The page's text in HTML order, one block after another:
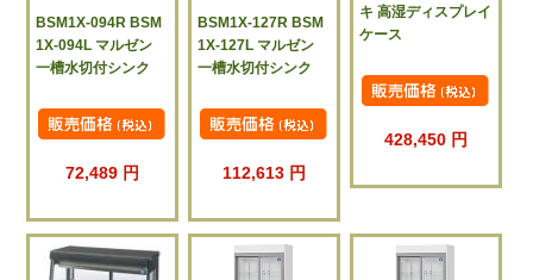
BSM1X-094R BSM
1X-094L マルゼン
一槽水切付シンク
72,489 円
BSM1X-127R BSM
1X-127L マルゼン
一槽水切付シンク
112,613 円
キ 高湿ディスプレイ
ケース
428,450 円